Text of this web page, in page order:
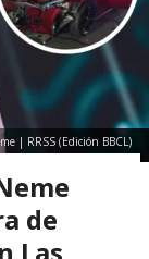
| RRSS (Edición BBCL)
de